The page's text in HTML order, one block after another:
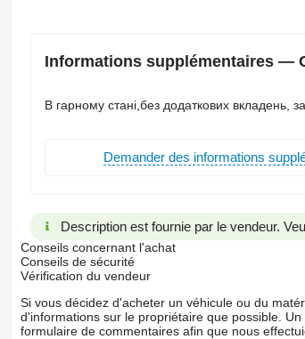
Informations supplémentaires —
В гарному стані,без додаткових вкладень,
Demander des informations
Description est fournie par le vendeur.
Conseils concernant l'achat
Conseils de sécurité
Vérification du vendeur
Si vous décidez d'acheter un véhicule ou du
d'informations sur le propriétaire que possible.
formulaire de commentaires afin que nous